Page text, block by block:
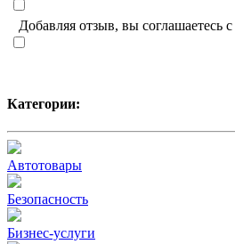
Добавляя отзыв, вы соглашаетесь с
Категории:
Автотовары
Безопасность
Бизнес-услуги